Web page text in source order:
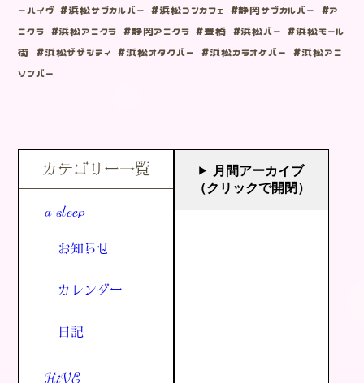
ーハイヴ #浜松サブカルバー #浜松コンカフェ #静岡サブカルバー #ア
ニクラ #浜松アニクラ #静岡アニクラ #豊橋 #浜松バー #浜松モール
街 #浜松ザザシティ #浜松オタクバー #浜松カラオケバー #浜松アニ
ソンバー
カテゴリー一覧
a sleep
お知らせ
カレンダー
日記
HiVE
月間アーカイブ
（クリックで開閉）